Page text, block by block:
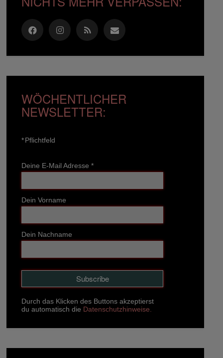
WÖCHENTLICHER
NEWSLETTER:
*Pflichtfeld
Deine E-Mail Adresse *
Dein Vorname
Dein Nachname
Durch das Klicken des Buttons akzeptierst
du automatisch die Datenschutzhinweise.